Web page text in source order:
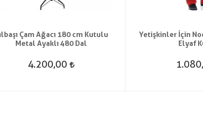
Çam Ağacı 180 cm Kutulu
Metal Ayaklı 480 Dal
4.200,00
Yetişkinler İçin
Elyaf